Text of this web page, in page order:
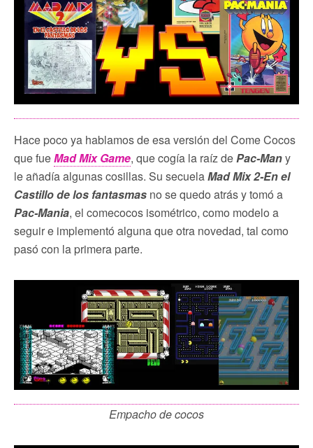
Hace poco ya hablamos de esa versión del Come Cocos
que fueMad Mix Game, que cogía la raíz dePac-Many
le añadía algunas cosillas. Su secuelaMad Mix 2-En el
Castillo de los fantasmas no se quedo atrás y tomó a
Pac-Mania, el comecocos isométrico, como modelo a
seguir e implementó alguna que otra novedad, tal como
pasó con la primera parte.
Empacho de cocos